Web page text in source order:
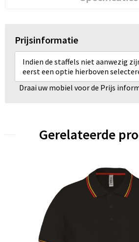
Prijsinformatie
Indien de staffels niet aanwezig
eerst een optie hierboven
Draai uw mobiel voor de Prijs
Gerelateerde